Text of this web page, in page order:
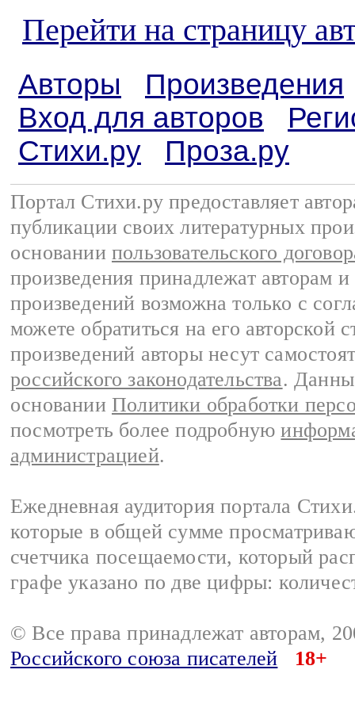
Перейти на страницу
Авторы
Произведения
Вход для авторов
Стихи.ру
Проза.ру
Портал Стихи.ру предоставляет
публикации своих литературных
основании пользовательского
произведения принадлежат авторам
произведений возможна только с
можете обратиться на его авторской
произведений авторы несут
российского законодательства.
основании Политики обработки
посмотреть более подробную
администрацией.
Ежедневная аудитория портала
которые в общей сумме
счетчика посещаемости, который
графе указано по две цифры:
© Все права принадлежат авторам,
Российского союза писателей
18+